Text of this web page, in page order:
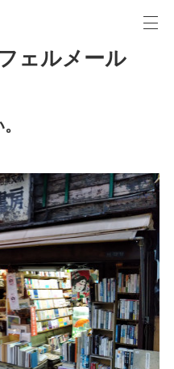
ェルメール